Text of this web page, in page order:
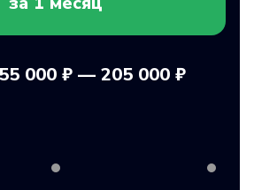
000 ₽ — 205 000 ₽